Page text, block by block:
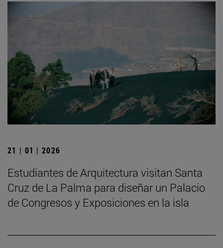
21 | 01 | 2026
Estudiantes de Arquitectura visitan Santa
Cruz de La Palma para diseñar un Palacio
de Congresos y Exposiciones en la isla